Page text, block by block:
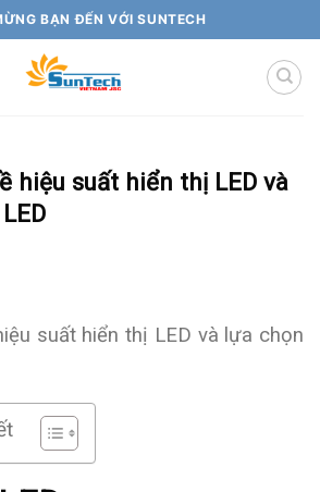
BẠN ĐẾN VỚI SUNTECH
hiệu suất hiển thị LED và
suất hiển thị LED và lựa chọn